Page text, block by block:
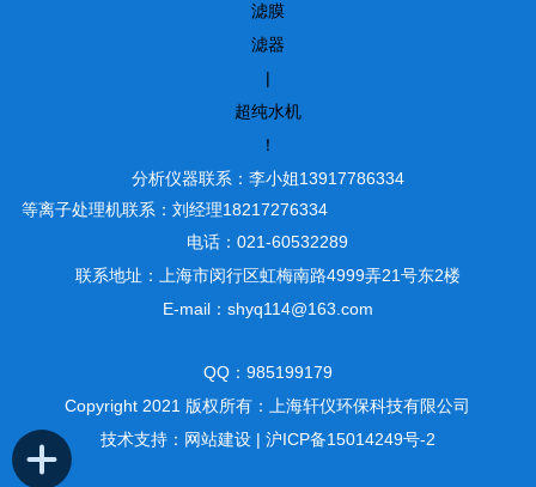
滤膜
滤器
|
超纯水机
！
分析仪器联系：李小姐13917786334
等离子处理机联系：刘经理18217276334
电话：021-60532289
联系地址：上海市闵行区虹梅南路4999弄21号东2楼
E-mail：shyq114@163.com
QQ：985199179
Copyright 2021 版权所有：上海轩仪环保科技有限公司
技术支持： 网站建设| 沪ICP备15014249号-2